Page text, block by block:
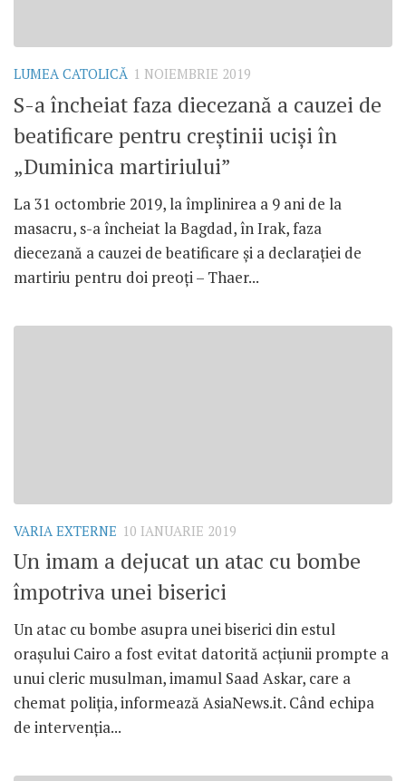
LUMEA CATOLICĂ 1 NOIEMBRIE 2019
S-a încheiat faza diecezană a cauzei de
beatificare pentru creștinii uciși în
„Duminica martiriului”
La 31 octombrie 2019, la împlinirea a 9 ani de la
masacru, s-a încheiat la Bagdad, în Irak, faza
diecezană a cauzei de beatificare și a declarației de
martiriu pentru doi preoți – Thaer...
VARIA EXTERNE 10 IANUARIE 2019
Un imam a dejucat un atac cu bombe
împotriva unei biserici
Un atac cu bombe asupra unei biserici din estul
orașului Cairo a fost evitat datorită acțiunii prompte a
unui cleric musulman, imamul Saad Askar, care a
chemat poliția, informează AsiaNews.it. Când echipa
de intervenția...